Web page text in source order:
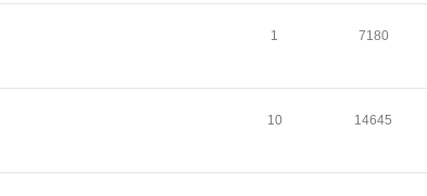
1 7180
10 14645